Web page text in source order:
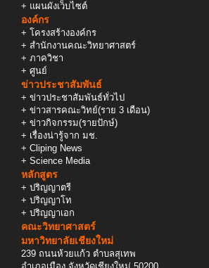
+ แผนผังเว็บไซต์
องค์กร
+ โครงสร้างองค์กร
+ สำนักงานคณะวิทยาศาสตร์
+ ภาควิชา
+ ศูนย์
ข่าวประชาสัมพันธ์
+ ข่าวประชาสัมพันธ์ทั่วไป
+ ข่าวสารคณะวิทย์(ราย 3 เดือน)
+ ข่าวกิจกรรม(รายปักษ์)
+ เรื่องน่ารู้จาก มช.
+ Cliping News
+ Science Media
หลักสูตร
+ ปริญญาตรี
+ ปริญญาโท
+ ปริญญาเอก
คณะวิทยาศาสตร์
มหาวิทยาลัยเชียงใหม่
239 ถนนห้วยแก้ว ตำบลสุเทพ